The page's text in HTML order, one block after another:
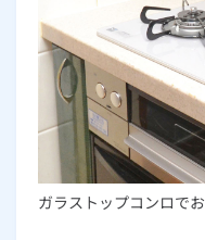
ガラストップコンロで